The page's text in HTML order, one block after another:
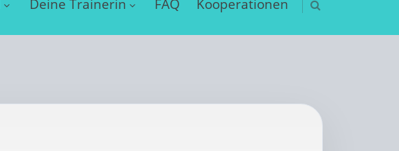
Deine Trainerin FAQ Kooperationen